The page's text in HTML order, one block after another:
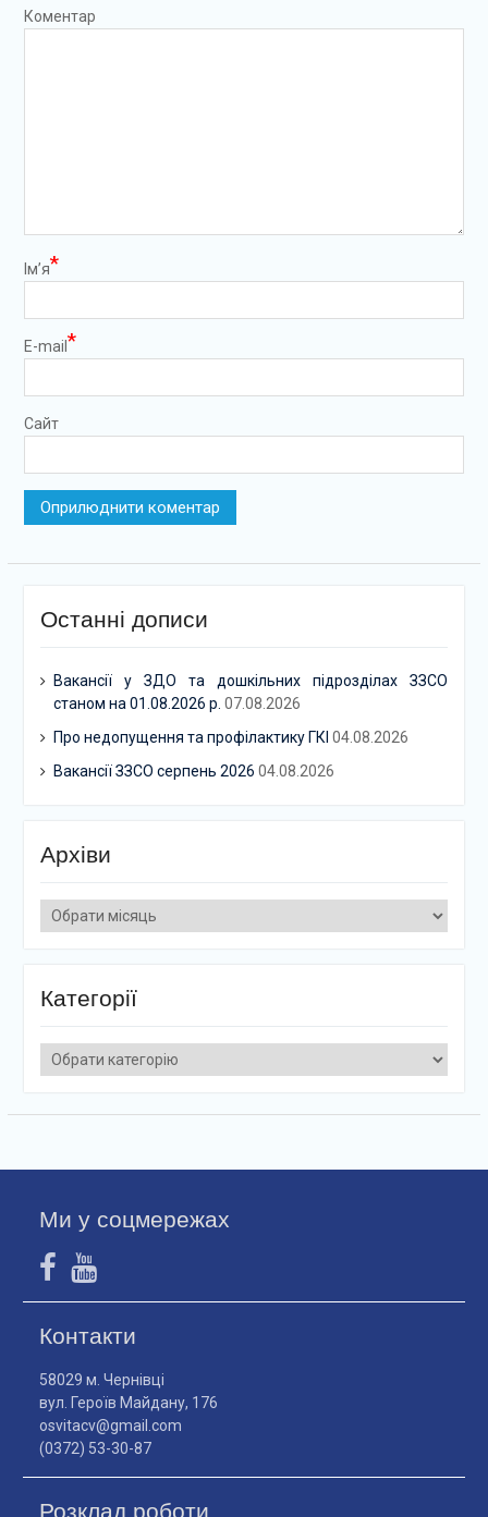
Коментар
Ім’я*
E-mail *
Сайт
Останні дописи
Вакансії у ЗДО та дошкільних підрозділах ЗЗСО
станом на 01.08.2026 р. 07.08.2026
Про недопущення та профілактику ГКІ 04.08.2026
Вакансії ЗЗСО серпень 2026 04.08.2026
Архіви
Архіви
Категорії
Категорії
Ми у соцмережах
Контакти
58029 м. Чернівці
вул. Героїв Майдану, 176
osvitacv@gmail.com
(0372) 53-30-87
Розклад роботи